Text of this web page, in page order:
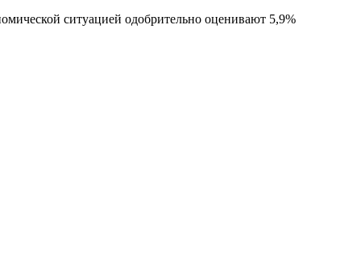
ситуацией одобрительно оценивают 5,9%